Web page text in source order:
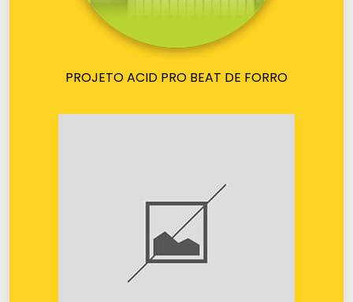
PROJETO ACID PRO BEAT DE FORRO